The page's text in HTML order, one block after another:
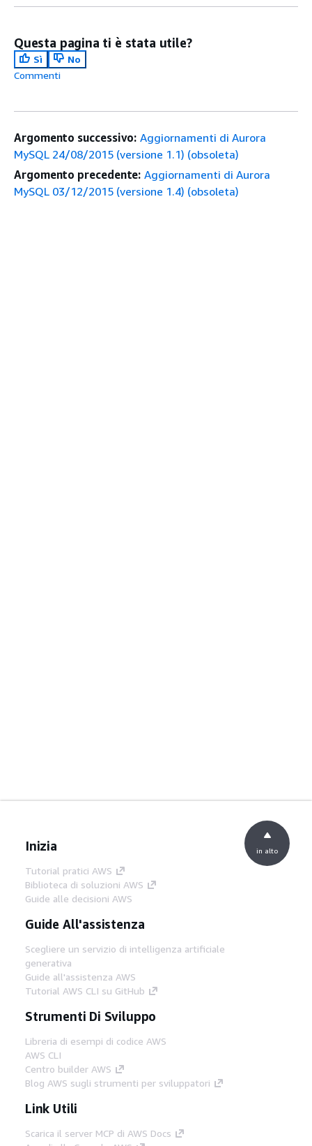
Questa pagina ti è stata utile?
Sì
No
Commenti
Argomento successivo: Aggiornamenti di Aurora
MySQL 24/08/2015 (versione 1.1) (obsoleta)
Argomento precedente: Aggiornamenti di Aurora
MySQL 03/12/2015 (versione 1.4) (obsoleta)
Inizia
Tutorial pratici AWS
Biblioteca di soluzioni AWS
Guide alle decisioni AWS
Guide All'assistenza
Scegliere un servizio di intelligenza artificiale
generativa
Guide all'assistenza AWS
Tutorial AWS CLI su GitHub
Strumenti Di Sviluppo
Libreria di esempi di codice AWS
AWS CLI
Centro builder AWS
Blog AWS sugli strumenti per sviluppatori
Link Utili
Scarica il server MCP di AWS Docs
in alto